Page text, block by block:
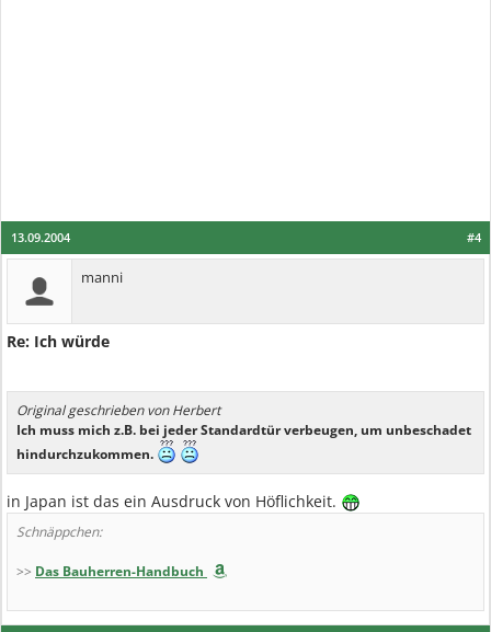
#4
13.09.2004
manni
Re: Ich würde
Original geschrieben von Herbert
Ich muss mich z.B. bei jeder Standardtür verbeugen, um unbeschadet
hindurchzukommen.
in Japan ist das ein Ausdruck von Höflichkeit.
Schnäppchen:
>> Das Bauherren-Handbuch